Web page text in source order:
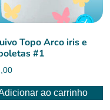
Topo Arco iris e
#1
ao carrinho